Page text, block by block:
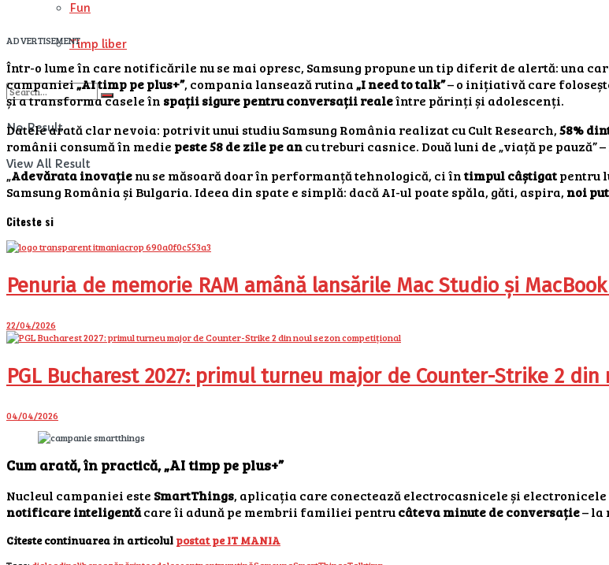
Fun
Timp liber
No Result
View All Result
ADVERTISEMENT
Într-o lume în care notificările nu se mai opresc, Samsung propune un tip diferit de alertă: una
campaniei„AI timp pe plus+”, compania lansează rutina„I need to talk”– o inițiativă care
și a transforma casele în spații sigure pentru conversații realeîntre părinți și adolescenți.
Datele arată clar nevoia: potrivit unui studiu Samsung România realizat cu Cult Research,58%
românii consumă în medie peste 58 de zile pe ancu treburi casnice. Două luni de „viață pe
„Adevărata inovațienu se măsoară doar în performanță tehnologică, ci întimpul câștigatpentru
Samsung România și Bulgaria. Ideea din spate e simplă: dacă AI-ul poate spăla, găti, aspira, noi
Citeste si
Penuria de memorie RAM amână lansările Mac Studio și
22/04/2026
PGL Bucharest 2027: primul turneu major de Counter-Strike 2
04/04/2026
Cum arată, în practică, „AI timp pe plus+”
Nucleul campaniei este SmartThings, aplicația care conectează electrocasnicele și
notificare inteligentăcare îi adună pe membrii familiei pentrucâteva minute de conversație– la
Citeste continuarea in articolul postat pe IT MANIA